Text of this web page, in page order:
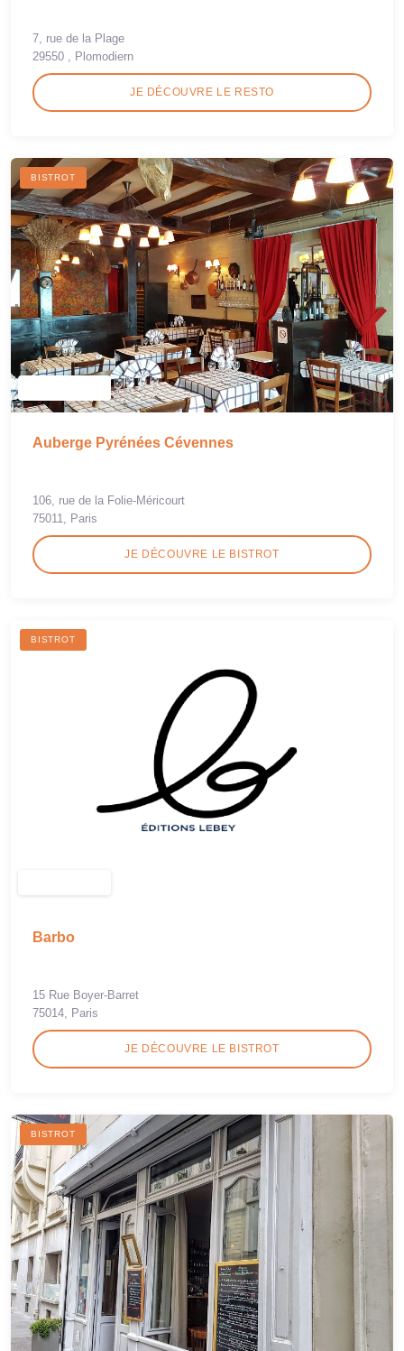
7, rue de la Plage
29550 , Plomodiern
JE DÉCOUVRE LE RESTO
BISTROT
Auberge Pyrénées Cévennes
106, rue de la Folie-Méricourt
75011, Paris
JE DÉCOUVRE LE BISTROT
BISTROT
Barbo
15 Rue Boyer-Barret
75014, Paris
JE DÉCOUVRE LE BISTROT
BISTROT